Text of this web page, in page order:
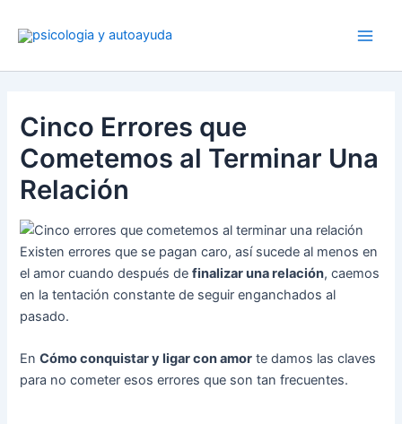
Cinco Errores que
Cometemos al Terminar Una
Relación
Existen errores que se pagan caro, así sucede al menos en
el amor cuando después definalizar una relación, caemos
en la tentación constante de seguir enganchados al
pasado.
EnCómo conquistar y ligar con amor te damos las claves
para no cometer esos errores que son tan frecuentes.